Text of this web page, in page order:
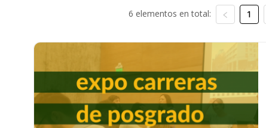
6 elementos en total: 1